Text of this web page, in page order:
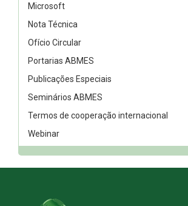
Microsoft
Nota Técnica
Ofício Circular
Portarias ABMES
Publicações Especiais
Seminários ABMES
Termos de cooperação internacional
Webinar